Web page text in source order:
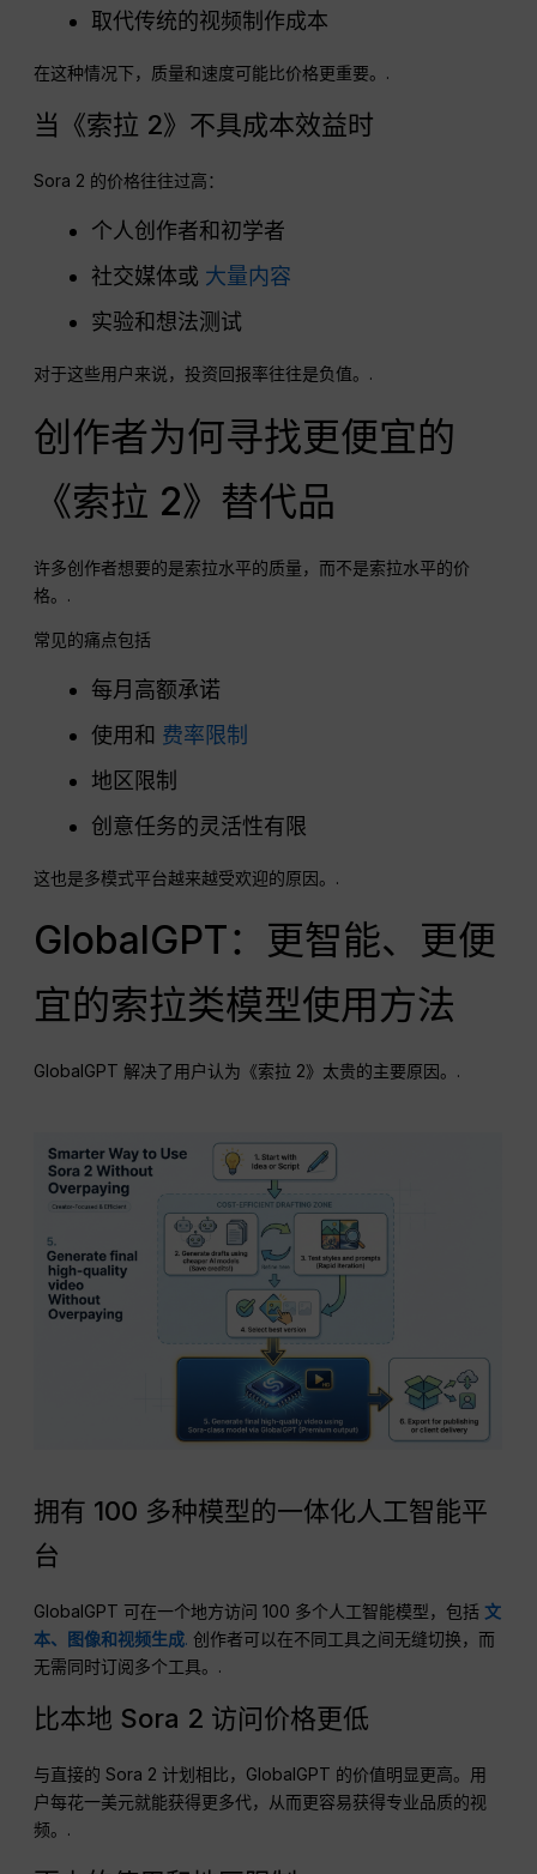
取代传统的视频制作成本
在这种情况下，质量和速度可能比价格更重要。.
当《索拉 2》不具成本效益时
Sora 2 的价格往往过高：
个人创作者和初学者
社交媒体或 大量内容
实验和想法测试
对于这些用户来说，投资回报率往往是负值。.
创作者为何寻找更便宜的
《索拉 2》替代品
许多创作者想要的是索拉水平的质量，而不是索拉水平的价
格。.
常见的痛点包括
每月高额承诺
使用和 费率限制
地区限制
创意任务的灵活性有限
这也是多模式平台越来越受欢迎的原因。.
GlobalGPT：更智能、更便
宜的索拉类模型使用方法
GlobalGPT 解决了用户认为《索拉 2》太贵的主要原因。.
拥有 100 多种模型的一体化人工智能平
台
GlobalGPT 可在一个地方访问 100 多个人工智能模型，包括文
本、图像和视频生成. 创作者可以在不同工具之间无缝切换，而
无需同时订阅多个工具。.
比本地 Sora 2 访问价格更低
与直接的 Sora 2 计划相比，GlobalGPT 的价值明显更高。用
户每花一美元就能获得更多代，从而更容易获得专业品质的视
频。.